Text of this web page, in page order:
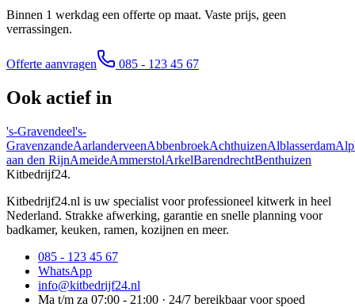
Binnen 1 werkdag een offerte op maat. Vaste prijs, geen
verrassingen.
Offerte aanvragen 085 - 123 45 67
Ook actief in
's-Gravendeel's-
GravenzandeAarlanderveenAbbenbroekAchthuizenAlblasserdam
aan den RijnAmeideAmmerstolArkelBarendrechtBenthuizen
Kitbedrijf24.
Kitbedrijf24.nl is uw specialist voor professioneel kitwerk in heel
Nederland. Strakke afwerking, garantie en snelle planning voor
badkamer, keuken, ramen, kozijnen en meer.
085 - 123 45 67
WhatsApp
info@kitbedrijf24.nl
Ma t/m za 07:00 - 21:00 · 24/7 bereikbaar voor spoed